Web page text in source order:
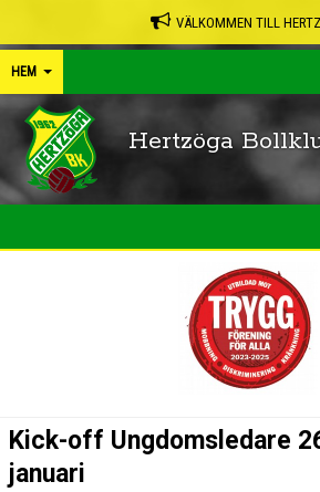
VÄLKOMMEN TILL
HEM
Hertzöga
SHOP
Kick-off Ungdomsledare
januari